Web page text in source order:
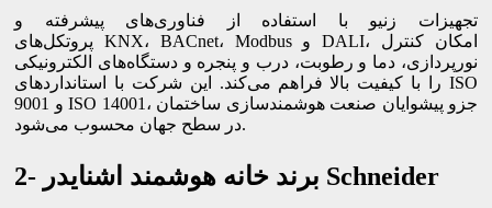
تجهیزات زنیو با استفاده از فناوری‌های پیشرفته و
پروتکل‌های KNX، BACnet، Modbus و DALI، امکان کنترل
نورپردازی، دما و رطوبت، درب و پنجره و دستگاه‌های الکترونیکی
را با کیفیت بالا فراهم می‌کند. این شرکت با استانداردهای ISO
9001 و ISO 14001، جزو پیشوایان صنعت هوشمندسازی ساختمان
در سطح جهان محسوب می‌شود.
2- برند خانه هوشمند اشنایدر Schneider